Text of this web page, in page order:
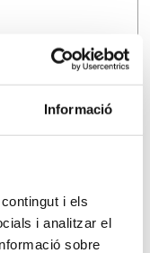
Informació
i els
i analitzar el
sobre
i